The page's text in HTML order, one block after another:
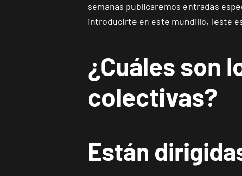
semanas publicaremos entradas
introducirte en este mundillo, ¡este
¿Cuáles son
colectivas?
Están